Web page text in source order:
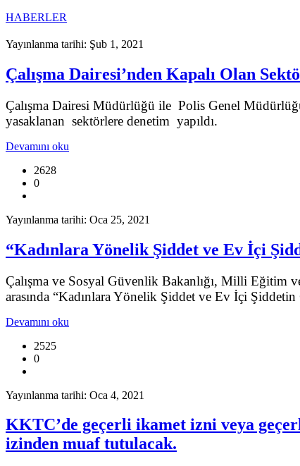
HABERLER
Yayınlanma tarihi: Şub 1, 2021
Çalışma Dairesi’nden Kapalı Olan
Çalışma Dairesi Müdürlüğü ile Polis Genel
yasaklanan sektörlere denetim yapıldı.
Devamını oku
2628
0
Yayınlanma tarihi: Oca 25, 2021
“Kadınlara Yönelik Şiddet ve Ev İçi
Çalışma ve Sosyal Güvenlik Bakanlığı, Milli Eğitim
arasında “Kadınlara Yönelik Şiddet ve Ev İçi
Devamını oku
2525
0
Yayınlanma tarihi: Oca 4, 2021
KKTC’de geçerli ikamet izni veya
izinden muaf tutulacak.